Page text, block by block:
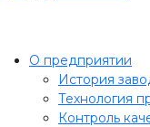
О предприятии
История
Технология
Контроль